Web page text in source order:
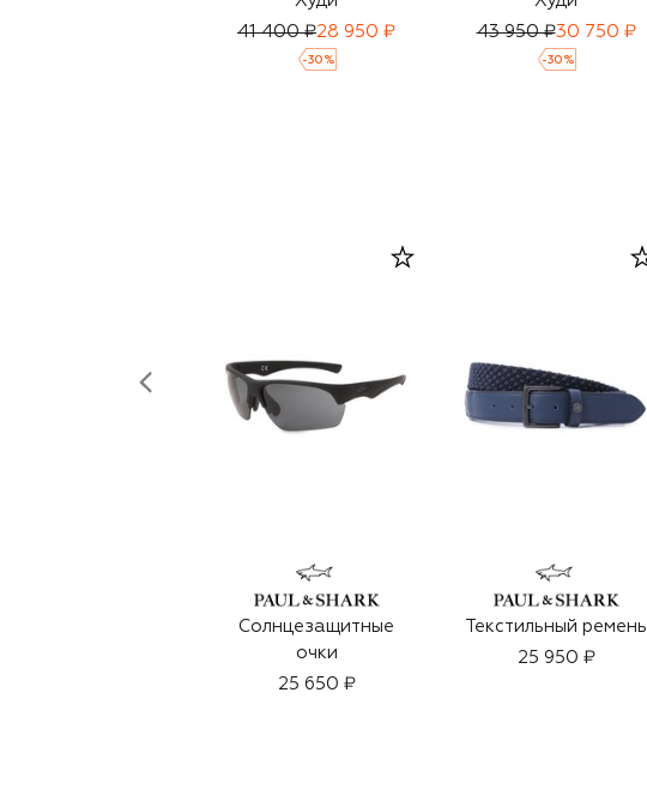
41 400 ₽28 950 ₽
-30 %
43 950 ₽30 750 ₽
-30 %
Солнцезащитные
очки
25 650 ₽
Текстильный ремень
25 950 ₽